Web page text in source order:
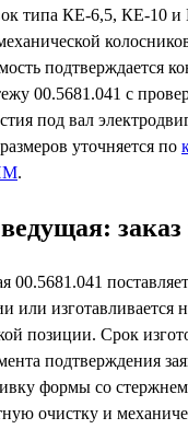
типа КЕ-6,5, КЕ-10 и
подтверждается
00.5681.041 с
под вал
уточняется по
.
заказ
или изготавливается
позиции. Срок
подтверждения
формы со
очистку и